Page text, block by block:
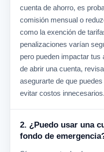
cuenta de ahorro, es
comisión mensual o
como la exención de
penalizaciones varían
pero pueden impactar tus
de abrir una cuenta,
asegurarte de que
evitar costos innecesarios.
2. ¿Puedo usar una
fondo de